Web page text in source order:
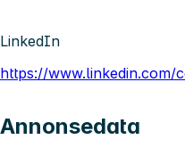
LinkedIn
https://www.linkedin.com/
Annonsedata